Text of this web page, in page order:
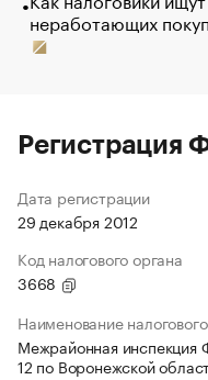
неработающих
Регистрация
Дата регистрации
29 декабря 2012
Код налогового органа
3668
Наименование
Межрайонная
12 по Воронежской